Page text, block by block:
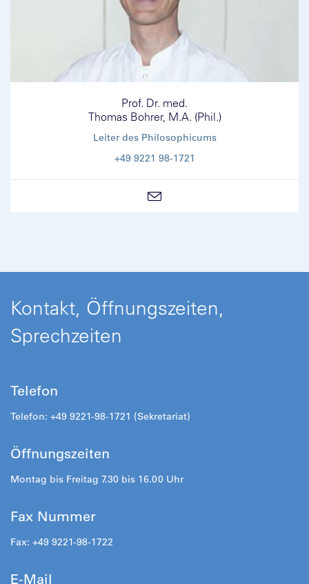
Prof. Dr. med.
Thomas Bohrer, M.A. (Phil.)
Leiter des Philosophicums
+49 9221 98-1721
Kontakt, Öffnungszeiten,
Sprechzeiten
Telefon
Telefon: +49 9221-98-1721 (Sekretariat)
Öffnungszeiten
Montag bis Freitag 7.30 bis 16.00 Uhr
Fax Nummer
Fax: +49 9221-98-1722
E-Mail